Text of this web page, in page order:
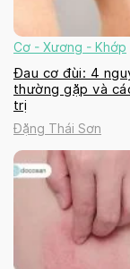
Cơ - Xương - Khớp
Đau cơ đùi: 4
thường gặp và
trị
Đặng Thái Sơn